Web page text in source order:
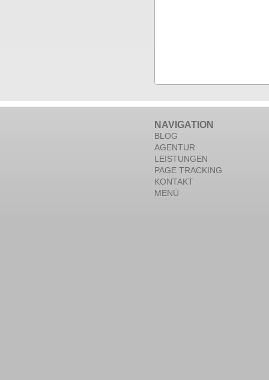
NAVIGATION
BLOG
AGENTUR
LEISTUNGEN
PAGE TRACKING
KONTAKT
MENÜ